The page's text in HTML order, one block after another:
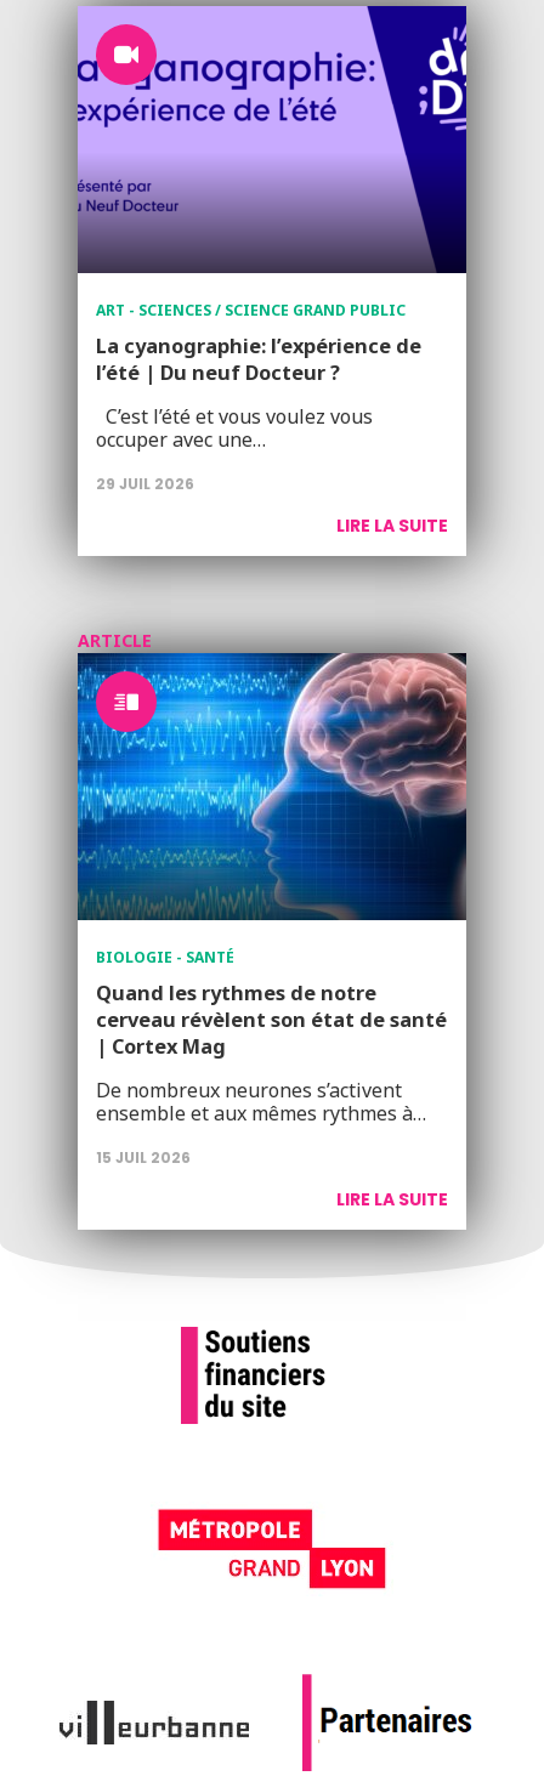
ART - SCIENCES / SCIENCE GRAND PUBLIC
La cyanographie: l’expérience de
l’été | Du neuf Docteur ?
C’est l’été et vous voulez vous
occuper avec une…
29 JUIL 2026
LIRE LA SUITE
ARTICLE
BIOLOGIE - SANTÉ
Quand les rythmes de notre
cerveau révèlent son état de santé
| Cortex Mag
De nombreux neurones s’activent
ensemble et aux mêmes rythmes à…
15 JUIL 2026
LIRE LA SUITE